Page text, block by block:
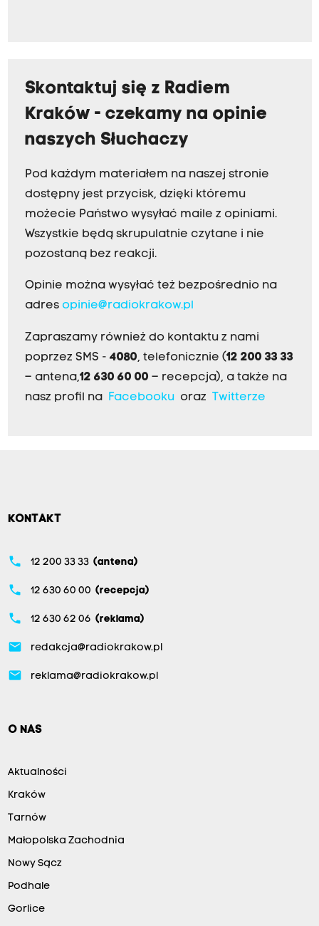
Skontaktuj się z Radiem
Kraków - czekamy na opinie
naszych Słuchaczy
Pod każdym materiałem na naszej stronie
dostępny jest przycisk, dzięki któremu
możecie Państwo wysyłać maile z opiniami.
Wszystkie będą skrupulatnie czytane i nie
pozostaną bez reakcji.
Opinie można wysyłać też bezpośrednio na
adres opinie@radiokrakow.pl
Zapraszamy również do kontaktu z nami
poprzez SMS - 4080, telefonicznie (12 200 33 33
– antena,12 630 60 00 – recepcja), a także na
nasz profil na
Facebookuoraz Twitterze
KONTAKT
phone 12 200 33 33 (antena)
phone 12 630 60 00 (recepcja)
phone 12 630 62 06 (reklama)
email redakcja@radiokrakow.pl
email reklama@radiokrakow.pl
O NAS
Aktualności
Kraków
Tarnów
Małopolska Zachodnia
Nowy Sącz
Podhale
Gorlice